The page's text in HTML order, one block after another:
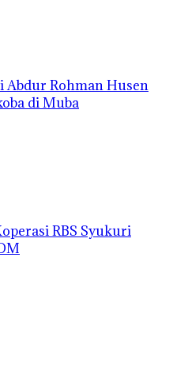
Abdur Rohman Husen
di Muba
RBS Syukuri